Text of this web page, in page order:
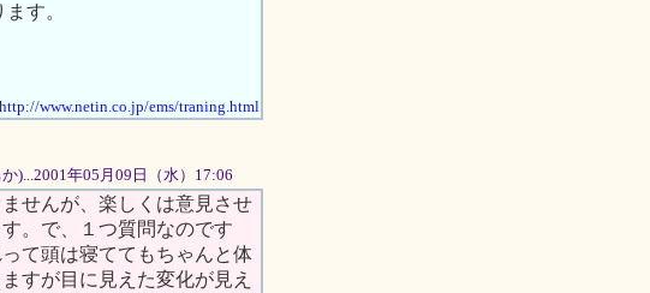
す。
http://www.netin.co.jp/ems/traning.html
)...2001年05月09日（水）17:06
せんが、楽しくは意見させ
。で、１つ質問なのです
て頭は寝ててもちゃんと体
すが目に見えた変化が見え